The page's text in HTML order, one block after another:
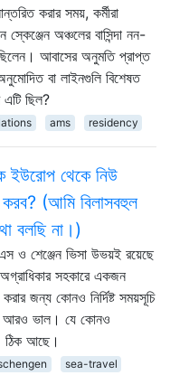
করার সময়, কর্মীরা
স্কেঞ্জেন অঞ্চলের বাসিন্দা নন-
আবাসের অনুমতি প্রাপ্ত
বা লাইনগুলি বিশেষত
এটি ছিল?
ams residency
ইউরোপ থেকে নিউ
করব? (আমি বিলাসবহুল
বলছি না।)
ও শেঞ্জেন ভিসা উভয়ই রয়েছে
সহকারে একজন
জন্য কোনও নির্দিষ্ট সময়সূচি
আরও ভাল। যে কোনও
ঠিক আছে।
sea-travel